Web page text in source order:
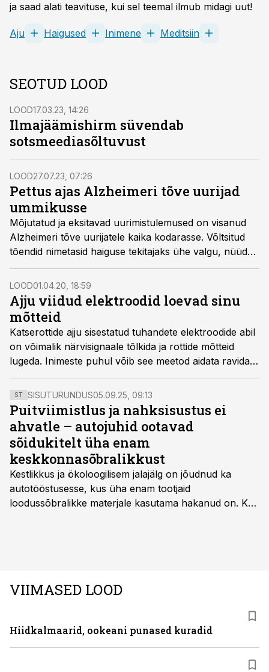
ja saad alati teavituse, kui sel teemal ilmub midagi uut!
Aju Haigused Inimene Meditsiin
SEOTUD LOOD
LOOD17.03.23, 14:26
Ilmajäämishirm süvendab
sotsmeediasõltuvust
LOOD27.07.23, 07:26
Pettus ajas Alzheimeri tõve uurijad
ummikusse
Mõjutatud ja eksitavad uurimistulemused on visanud
Alzheimeri tõve uurijatele kaika kodarasse. Võltsitud
tõendid nimetasid haiguse tekitajaks ühe valgu, nüüd
aga tuleb välja, et seda pole põhjust süüdistada.
LOOD01.04.20, 18:59
Ajju viidud elektroodid loevad sinu
mõtteid
Katserottide ajju sisestatud tuhandete elektroodide abil
on võimalik närvisignaale tõlkida ja rottide mõtteid
lugeda. Inimeste puhul võib see meetod aidata ravida
tõsiseid neuroloogilisi haigusi.
ST SISUTURUNDUS05.09.25, 09:13
Puitviimistlus ja nahksisustus ei
ahvatle – autojuhid ootavad
sõidukitelt üha enam
keskkonnasõbralikkust
Kestlikkus ja ökoloogilisem jalajälg on jõudnud ka
autotööstusesse, kus üha enam tootjaid
loodussõbralikke materjale kasutama hakanud on. Kui
VIIMASED LOOD
Hiidkalmaarid, ookeani punased kuradid